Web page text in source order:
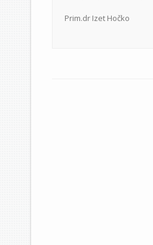
Prim.dr Izet Hočko